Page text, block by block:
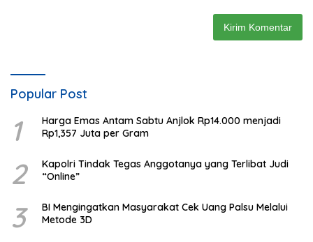
Popular Post
1
Harga Emas Antam Sabtu Anjlok Rp14.000 menjadi
Rp1,357 Juta per Gram
2
Kapolri Tindak Tegas Anggotanya yang Terlibat Judi
“Online”
3
BI Mengingatkan Masyarakat Cek Uang Palsu Melalui
Metode 3D